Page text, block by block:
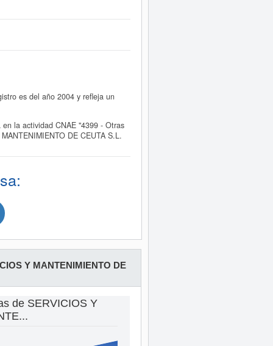
es del año 2004 y refleja un
la actividad CNAE "4399 - Otras
DE CEUTA S.L.
Y MANTENIMIENTO DE
de SERVICIOS Y